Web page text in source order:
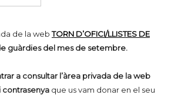
de la webTORN D’OFICI/LLISTES DE
guàrdies del mes de setembre.
a consultar l’àrea privada de la web
contrasenya que us vam donar en el seu